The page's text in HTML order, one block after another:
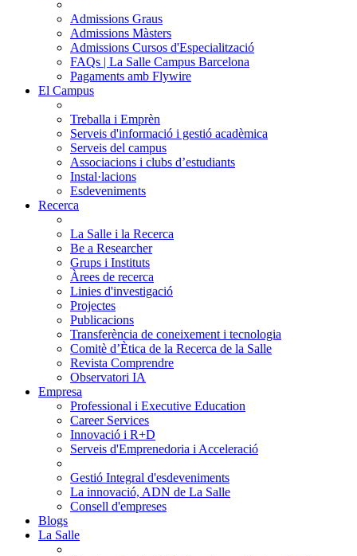
Admissions Graus
Admissions Màsters
Admissions Cursos d'Especialització
FAQs | La Salle Campus Barcelona
Pagaments amb Flywire
El Campus
Treballa i Emprèn
Serveis d'informació i gestió acadèmica
Serveis del campus
Associacions i clubs d’estudiants
Instal·lacions
Esdeveniments
Recerca
La Salle i la Recerca
Be a Researcher
Grups i Instituts
Àrees de recerca
Linies d'investigació
Projectes
Publicacions
Transferència de coneixement i tecnologia
Comitè d’Ètica de la Recerca de la Salle
Revista Comprendre
Observatori IA
Empresa
Professional i Executive Education
Career Services
Innovació i R+D
Serveis d'Emprenedoria i Acceleració
Gestió Integral d'esdeveniments
La innovació, ADN de La Salle
Consell d'empreses
Blogs
La Salle